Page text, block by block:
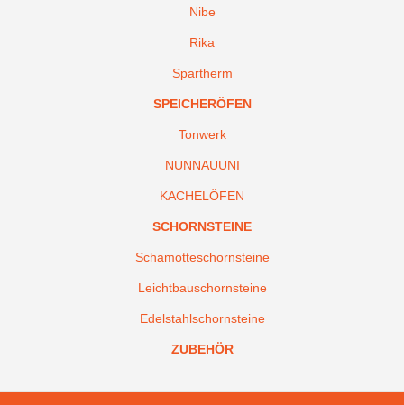
Nibe
Rika
Spartherm
SPEICHERÖFEN
Tonwerk
NUNNAUUNI
KACHELÖFEN
SCHORNSTEINE
Schamotteschornsteine
Leichtbauschornsteine
Edelstahlschornsteine
ZUBEHÖR